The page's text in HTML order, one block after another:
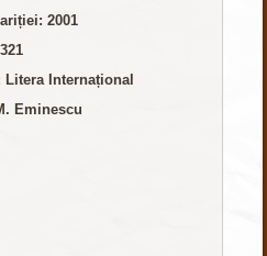
2001
Litera Internațional
Eminescu